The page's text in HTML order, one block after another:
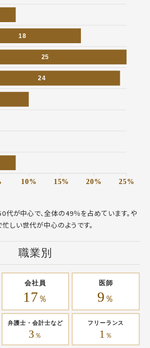
18
25
24
25%
20%
15%
10%
代が中心で、全体の49％を占めています。や
しい世代が中心のようです。
職業別
会社員
17 ％
医師
9 ％
弁護士・会計士など
3 ％
フリーランス
1 ％